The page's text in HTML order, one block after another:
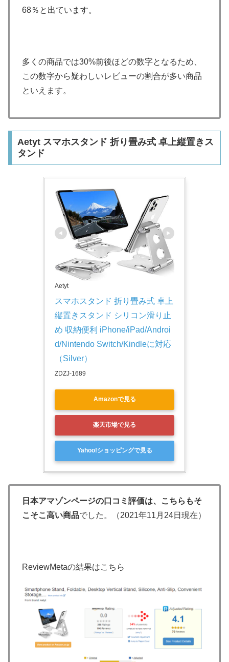
68％と出ています。
多くの商品では30%前後ほどの数字となるため、
この数字から疑わしいレビューの割合が多い商品
といえます。
Aetyt スマホスタンド 折り畳み式 卓上縦置きス
タンド
Aetyt
スマホスタンド 折り畳み式 卓上
縦置きスタンド シリコン滑り止
め 収納便利 iPhone/iPad/Androi
d/Nintendo Switch/Kindleに対応
（Silver）
ZDZJ-1689
Amazonで見る
楽天市場で見る
Yahoo!ショッピングで見る
日本アマゾンページの口コミ評価は、こちらもそ
こそこ高い商品でした。（2021年11月24日現在）
ReviewMetaの結果はこちら